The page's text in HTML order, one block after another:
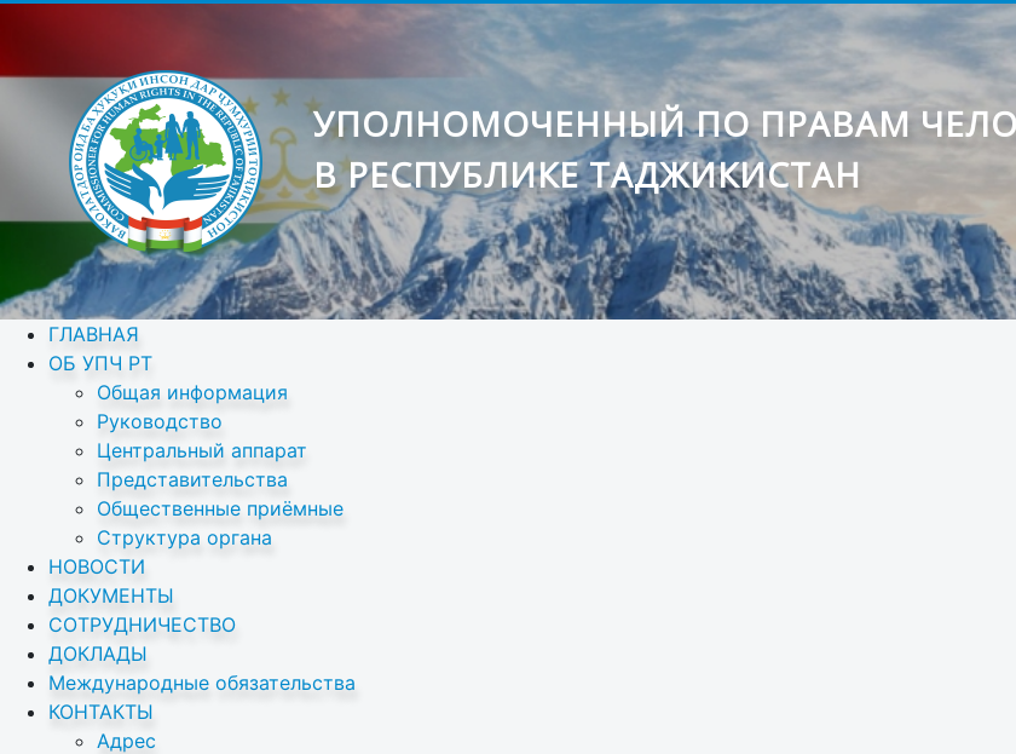
УПОЛНОМОЧЕННЫЙ ПО ПРАВАМ
В РЕСПУБЛИКЕ ТАДЖИКИСТАН
ГЛАВНАЯ
ОБ УПЧ РТ
Общая информация
Руководство
Центральный аппарат
Представительства
Общественные приёмные
Структура органа
НОВОСТИ
ДОКУМЕНТЫ
СОТРУДНИЧЕСТВО
ДОКЛАДЫ
Международные обязательства
КОНТАКТЫ
Адрес